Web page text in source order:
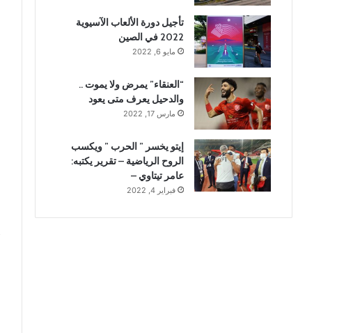
تأجيل دورة الألعاب الآسيوية
2022 في الصين
مايو 6, 2022
“العنقاء” يمرض ولا يموت ..
والدحيل يعرف متى يعود
مارس 17, 2022
إيتو يخسر ” الحرب ” ويكسب
الروح الرياضية – تقرير يكتبه:
عامر تيتاوي –
فبراير 4, 2022